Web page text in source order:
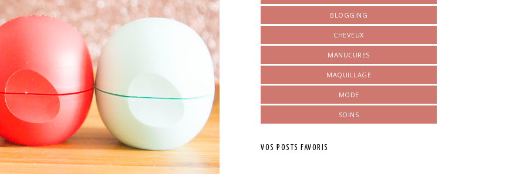
BLOGGING
CHEVEUX
MANUCURES
MAQUILLAGE
MODE
SOINS
VOS POSTS FAVORIS